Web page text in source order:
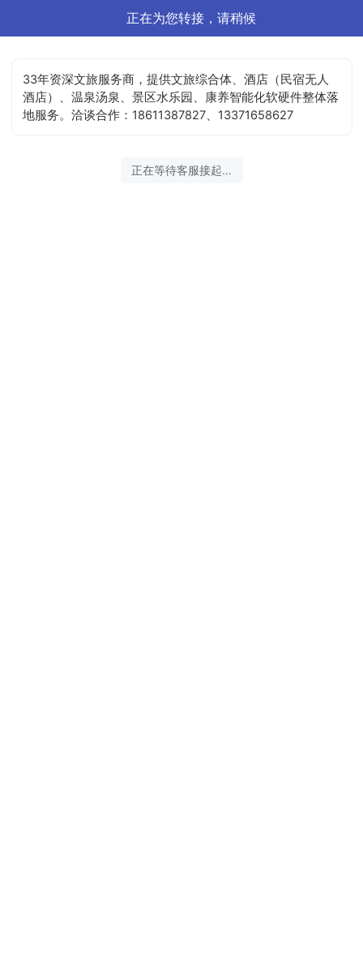
正在为您转接，请稍候
33年资深文旅服务商，提供文旅综合体、酒店（民宿无人
酒店）、温泉汤泉、景区水乐园、康养智能化软硬件整体落
地服务。洽谈合作：18611387827、13371658627
正在等待客服接起...